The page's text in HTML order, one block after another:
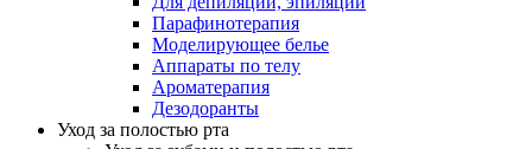
Парафинотерапия
Моделирующее белье
Аппараты по телу
Ароматерапия
Дезодоранты
Уход за полостью рта